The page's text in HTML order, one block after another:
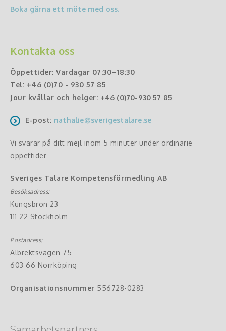
Boka gärna ett möte med oss.
Kontakta oss
Öppettider: Vardagar 07:30–18:30
Tel: +46 (0)70 - 930 57 85
Jour kvällar och helger: +46 (0)70-930 57 85
E-post: nathalie@sverigestalare.se
Vi svarar på ditt mejl inom 5 minuter under ordinarie
öppettider
Sveriges Talare Kompetensförmedling AB
Besöksadress:
Kungsbron 23
111 22 Stockholm
Postadress:
Albrektsvägen 75
603 66 Norrköping
Organisationsnummer 556728-0283